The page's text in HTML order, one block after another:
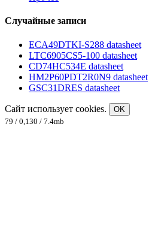
Случайные записи
ECA49DTKI-S288 datasheet
LTC6905CS5-100 datasheet
CD74HC534E datasheet
HM2P60PDT2R0N9 datasheet
GSC31DRES datasheet
Сайт использует cookies.
OK
79 / 0,130 / 7.4mb